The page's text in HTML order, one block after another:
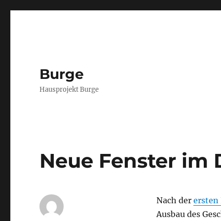
Burge
Hausprojekt Burge
Neue Fenster im
Nach der ersten
Ausbau des